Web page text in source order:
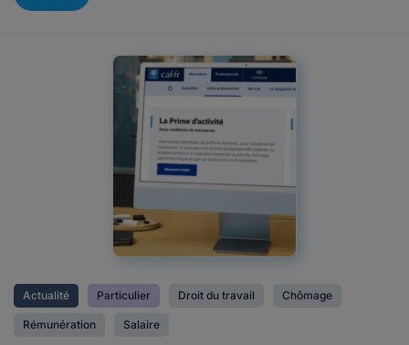
Actualité Particulier Droit du travail Chômage
Rémunération Salaire